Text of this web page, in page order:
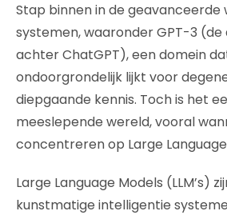
Stap binnen in de geavanceerde
systemen, waaronder GPT-3
achter ChatGPT), een domein
ondoorgrondelijk lijkt voor
diepgaande kennis. Toch is het
meeslepende wereld, vooral
concentreren op Large Language
Large Language Models (LLM’s)
kunstmatige intelligentie